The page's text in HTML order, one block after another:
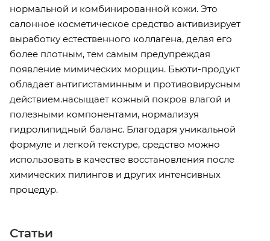
нормальной и комбинированной кожи. Это
салонное косметическое средство активизирует
выработку естественного коллагена, делая его
более плотным, тем самым предупреждая
появление мимических морщин. Бьюти-продукт
обладает антигистаминным и противовирусным
действием.насыщает кожный покров влагой и
полезными компонентами, нормализуя
гидролипидный баланс. Благодаря уникальной
формуле и легкой текстуре, средство можно
использовать в качестве восстановления после
химических пилингов и других интенсивных
процедур.
Статьи